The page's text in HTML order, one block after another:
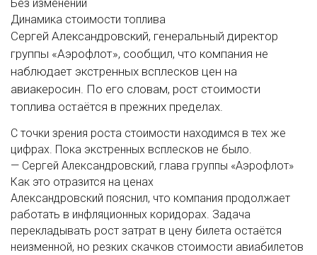
Без изменений
Динамика стоимости топлива
Сергей Александровский, генеральный директор
группы «Аэрофлот», сообщил, что компания не
наблюдает экстренных всплесков цен на
авиакеросин. По его словам, рост стоимости
топлива остаётся в прежних пределах.
С точки зрения роста стоимости находимся в тех же
цифрах. Пока экстренных всплесков не было.
— Сергей Александровский, глава группы «Аэрофлот»
Как это отразится на ценах
Александровский пояснил, что компания продолжает
работать в инфляционных коридорах. Задача
перекладывать рост затрат в цену билета остаётся
неизменной, но резких скачков стоимости авиабилетов